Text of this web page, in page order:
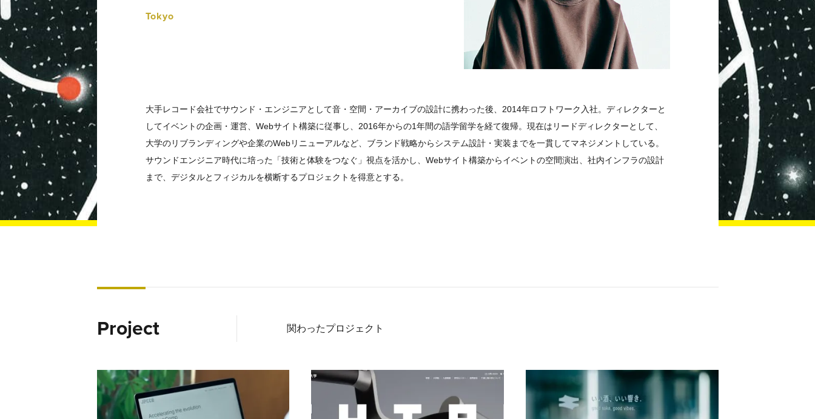
Tokyo
大手レコード会社でサウンド・エンジニアとして音・空間・アーカイブの設計に携わった後、2014年ロフトワーク入社。ディレクターと
してイベントの企画・運営、Webサイト構築に従事し、2016年からの1年間の語学留学を経て復帰。現在はリードディレクターとして、
大学のリブランディングや企業のWebリニューアルなど、ブランド戦略からシステム設計・実装までを一貫してマネジメントしている。
サウンドエンジニア時代に培った「技術と体験をつなぐ」視点を活かし、Webサイト構築からイベントの空間演出、社内インフラの設計
まで、デジタルとフィジカルを横断するプロジェクトを得意とする。
Project 関わったプロジェクト
不確実性を組み込む、次世代AI技術 「ProbComp」の可能性を広げるWebサイトグローバルに通用する、大学変革を目指して 千葉工業大学のリブランディングを支援
創業114年。老舗酒屋が目指した、若年層との新たな接点作り 桜